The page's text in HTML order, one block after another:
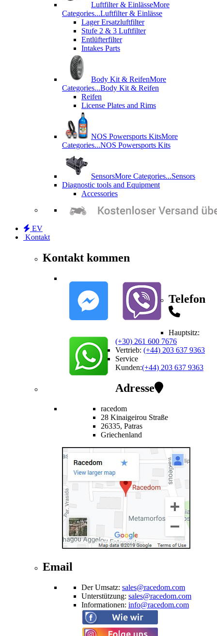
Luftfilter & EinlässeMore
Categories...Luftfilter & Einlässe
Lager Ersatzluftfilter
Stufe 2 & 3 Luftfilter
Entlüfterfilter
Intakes Parts
Body Kit & ReifenMore
Categories...Body Kit & Reifen
Reifen
License Plates and Rims
NOS Powersports KitsMore
Categories...NOS Powersports Kits
SensorsMore Categories...Sensors
Diagnostic tools and Equipment
Accessories
EV
Kontakt
Kontakt kommen
Telefon
Hauptsitz:
(+30) 261 600 7676
Vertrieb: (+44) 203 637 9363
Service
Kunden:(+44) 203 637 9363
Adresse
racedom
28 Kinaigeirou Straße
26335, Patras
Griechenland
Email
Der Umsatz: sales@racedom.com
Unterstützung: sales@racedom.com
Informationen: info@racedom.com